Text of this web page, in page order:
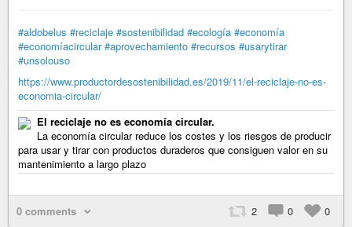
#aldobelus #reciclaje #sostenibilidad #ecología #economía
#economíacircular #aprovechamiento #recursos #usarytirar
#unsolouso
https://www.productordesostenibilidad.es/2019/11/el-reciclaje-no-es-
economia-circular/
El reciclaje no es economía circular.
La economía circular reduce los costes y los riesgos de producir
para usar y tirar con productos duraderos que consiguen valor en su
mantenimiento a largo plazo
0 comments 2 0 0